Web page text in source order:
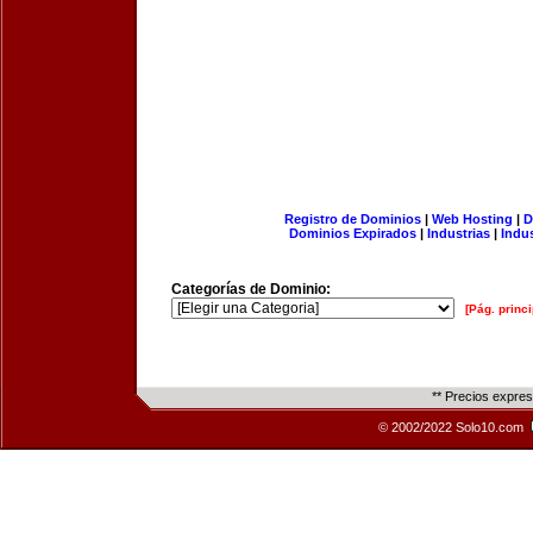
Registro de Dominios| Web Hosting |
Dominios Expirados | Industrias |
Categorías de Dominio:
[Pág.
** Precios
© 2002/2022 Solo10.com